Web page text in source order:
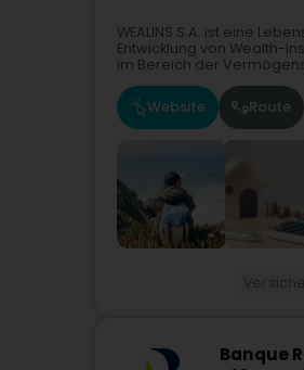
WEALINS S.A. ist eine
Entwicklung von Wealth-
im Bereich der
Website Route
Banque